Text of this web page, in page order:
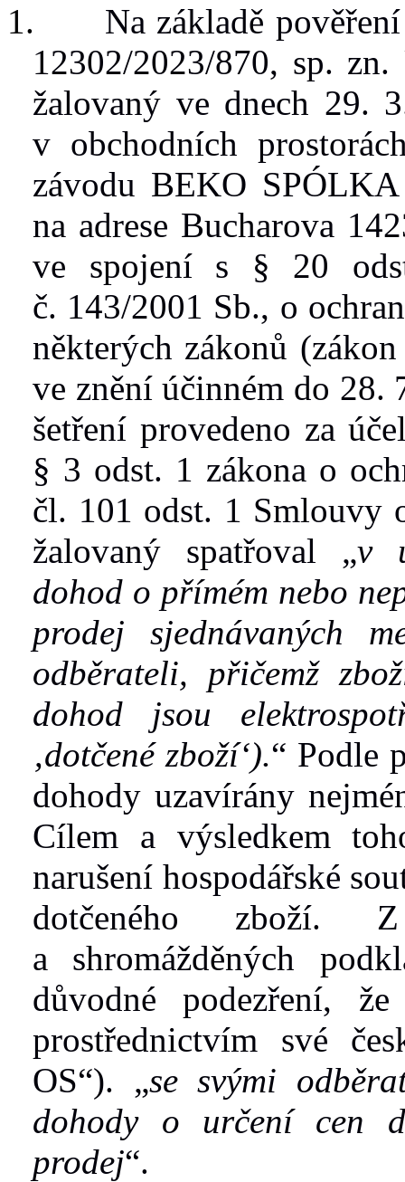
1.
Na základě
12302/2023/870, sp. zn.
žalovaný ve dnech 29.
v obchodních
závodu BEKO
na adrese Bucharova
ve spojení s
§
20
č. 143/2001 Sb., o
některých zákonů
ve znění účinném do 28.
šetření provedeno za
§ 3 odst. 1 zákona o
čl. 101 odst. 1 Smlouvy
žalovaný spatřoval
„v
dohod o přímém nebo
prodej sjednávaných
odběrateli, přičemž
dohod jsou
‚dotčené zboží‘).“ Podle
dohody uzavírány
Cílem a výsledkem
narušení hospodářské
dotčeného zboží. Z
a
shromážděných
důvodné podezření,
prostřednictvím své
OS“). „se svými
dohody o
určení cen
prodej“.